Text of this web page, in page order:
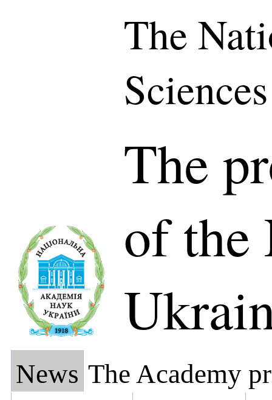
The
The
of the
News The Academy